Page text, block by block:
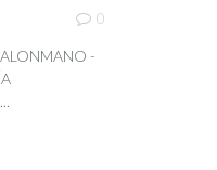
0
-